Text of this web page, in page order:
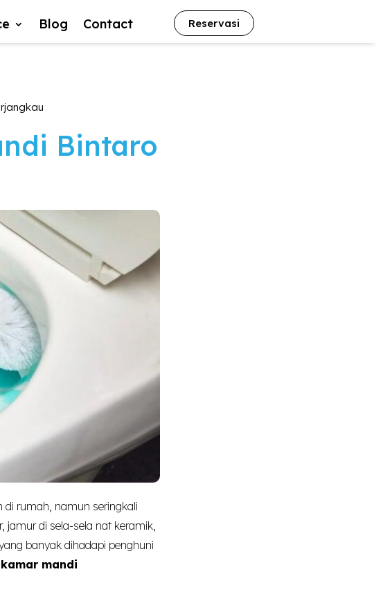
Blog Contact Reservasi
Bintaro
di rumah, namun seringkali
jamur di sela-sela nat keramik,
banyak dihadapi penghuni
mandi